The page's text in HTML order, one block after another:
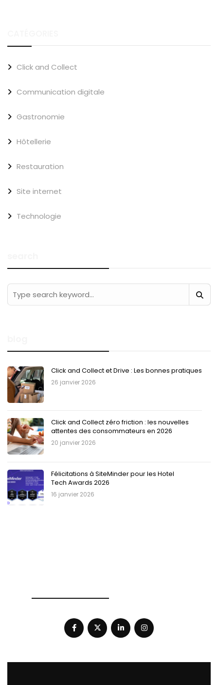
Click and Collect
Communication digitale
Gastronomie
Hôtellerie
Restauration
Site internet
Technologie
Click and Collect et Drive : Les bonnes pratiques
26 janvier 2026
Click and Collect zéro friction : les nouvelles
attentes des consommateurs en 2026
20 janvier 2026
Félicitations à SiteMinder pour les Hotel
Tech Awards 2026
16 janvier 2026